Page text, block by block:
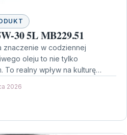
30 5L MB229.51
znaczenie w codziennej
oleju to nie tylko
To realny wpływ na kulturę
2026